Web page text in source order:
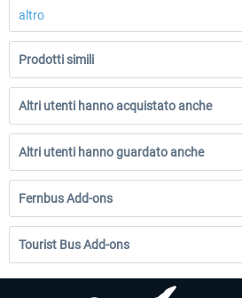
altro
Prodotti simili
Altri utenti hanno acquistato anche
Altri utenti hanno guardato anche
Fernbus Add-ons
Tourist Bus Add-ons